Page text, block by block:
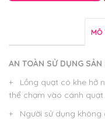
MÔ
AN TOÀN SỬ DỤNG SẢN
+ Lồng quạt có khe hở
thể chạm vào cánh quạt.
+ Người sử dụng không